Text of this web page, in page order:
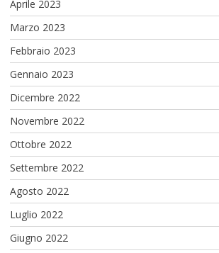
Aprile 2023
Marzo 2023
Febbraio 2023
Gennaio 2023
Dicembre 2022
Novembre 2022
Ottobre 2022
Settembre 2022
Agosto 2022
Luglio 2022
Giugno 2022